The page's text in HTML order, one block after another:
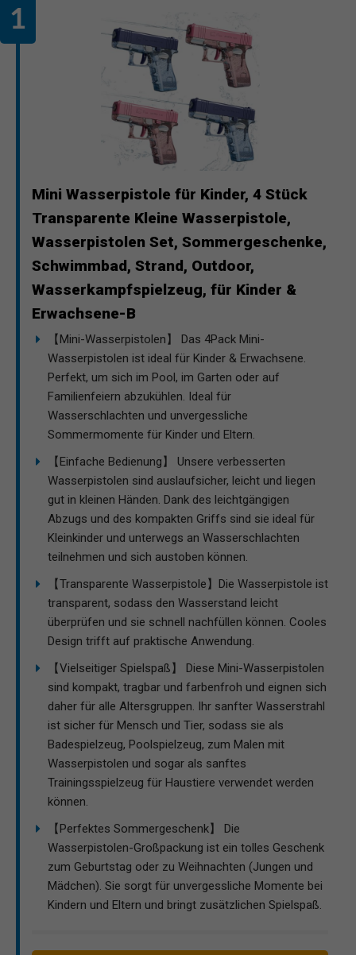
Mini Wasserpistole für Kinder, 4 Stück
Transparente Kleine Wasserpistole,
Wasserpistolen Set, Sommergeschenke,
Schwimmbad, Strand, Outdoor,
Wasserkampfspielzeug, für Kinder &
Erwachsene-B
【Mini-Wasserpistolen】 Das 4Pack Mini-
Wasserpistolen ist ideal für Kinder & Erwachsene.
Perfekt, um sich im Pool, im Garten oder auf
Familienfeiern abzukühlen. Ideal für
Wasserschlachten und unvergessliche
Sommermomente für Kinder und Eltern.
【Einfache Bedienung】 Unsere verbesserten
Wasserpistolen sind auslaufsicher, leicht und liegen
gut in kleinen Händen. Dank des leichtgängigen
Abzugs und des kompakten Griffs sind sie ideal für
Kleinkinder und unterwegs an Wasserschlachten
teilnehmen und sich austoben können.
【Transparente Wasserpistole】Die Wasserpistole ist
transparent, sodass den Wasserstand leicht
überprüfen und sie schnell nachfüllen können. Cooles
Design trifft auf praktische Anwendung.
【Vielseitiger Spielspaß】 Diese Mini-Wasserpistolen
sind kompakt, tragbar und farbenfroh und eignen sich
daher für alle Altersgruppen. Ihr sanfter Wasserstrahl
ist sicher für Mensch und Tier, sodass sie als
Badespielzeug, Poolspielzeug, zum Malen mit
Wasserpistolen und sogar als sanftes
Trainingsspielzeug für Haustiere verwendet werden
können.
【Perfektes Sommergeschenk】 Die
Wasserpistolen-Großpackung ist ein tolles Geschenk
zum Geburtstag oder zu Weihnachten (Jungen und
Mädchen). Sie sorgt für unvergessliche Momente bei
Kindern und Eltern und bringt zusätzlichen Spielspaß.